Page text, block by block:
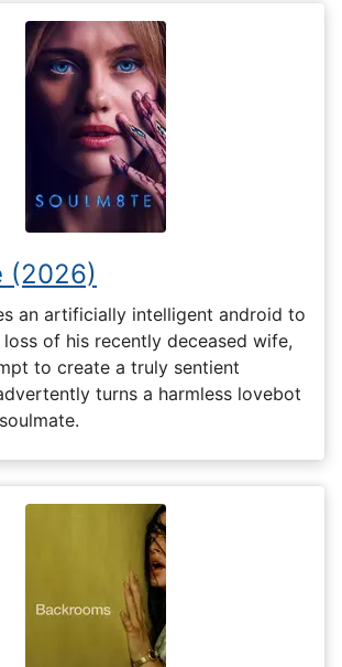
(2026)
an artificially intelligent android to
of his recently deceased wife,
to create a truly sentient
turns a harmless lovebot